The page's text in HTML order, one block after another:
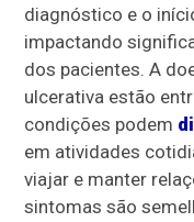
diagnóstico e o
impactando
dos pacientes. A
ulcerativa estão
condições podem
em atividades
viajar e manter
sintomas são